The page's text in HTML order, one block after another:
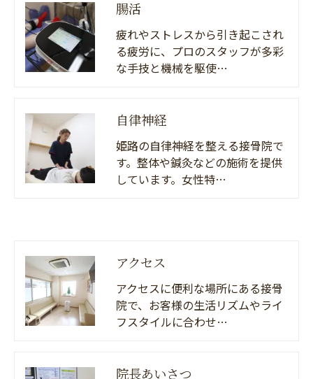
腸活
疲れやストレスから引き起こされ
る疲労に、プロのスタッフが多彩
な手技と機械を駆使…
自律神経
姫路の自律神経を整える接骨院で
す。整体や鍼灸などの施術を提供
しています。女性特…
アクセス
アクセスに便利な場所にある接骨
院で、お客様の生活リズムやライ
フスタイルに合わせ…
院長あいさつ